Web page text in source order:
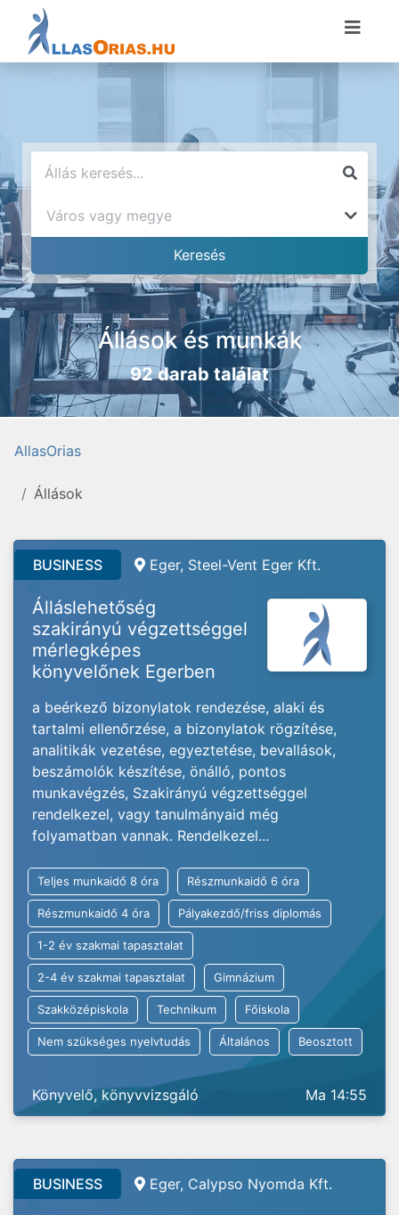
Állások és munkák
92 darab találat
AllasOrias
Állások
BUSINESS Eger, Steel-Vent Eger Kft.
Álláslehetőség
szakirányú végzettséggel
mérlegképes
könyvelőnek Egerben
a beérkező bizonylatok rendezése, alaki és
tartalmi ellenőrzése, a bizonylatok rögzítése,
analitikák vezetése, egyeztetése, bevallások,
beszámolók készítése, önálló, pontos
munkavégzés, Szakirányú végzettséggel
rendelkezel, vagy tanulmányaid még
folyamatban vannak. Rendelkezel...
Teljes munkaidő 8 óra Részmunkaidő 6 óra
Részmunkaidő 4 óra Pályakezdő/friss diplomás
1-2 év szakmai tapasztalat
2-4 év szakmai tapasztalat Gimnázium
Szakközépiskola Technikum Főiskola
Nem szükséges nyelvtudás Általános Beosztott
Könyvelő, könyvvizsgáló Ma 14:55
BUSINESS Eger, Calypso Nyomda Kft.